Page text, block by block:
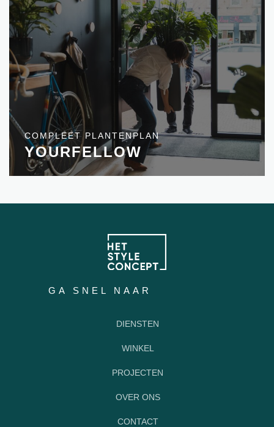
COMPLEET PLANTENPLAN
YOURFELLOW
GA SNEL NAAR
DIENSTEN
WINKEL
PROJECTEN
OVER ONS
CONTACT